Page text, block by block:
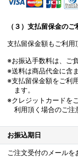
（３）支払留保金のご
支払留保金額もご利用
※お振込手数料は、ご
※送料は商品代金に含
※支払留保金額をご利
ます。
※クレジットカードを
利用頂く場合のご注
お振込期日
ご注文受付のメール